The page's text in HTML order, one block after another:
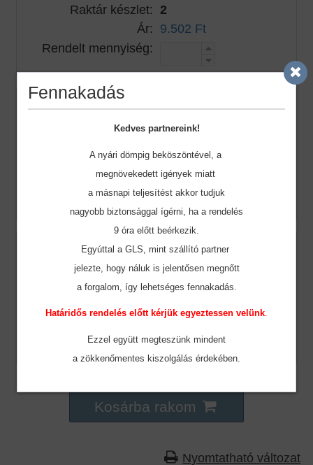
Raktár készlet: 2
Ár: 9.502 Ft
Rendelt mennyiség:
Szín:
Méret: XL
Raktár készlet: 25
Ár: 9.502 Ft
Rendelt mennyiség:
Szín:
Chambray Blue
Méret:
2XL
Raktár készlet:
10
Ár: 9.502 Ft
Rendelt mennyiség:
Kosárba rakom
Nyomtatható változat
Fennakadás
Kedves partnereink!
A nyári dömpig beköszöntével, a
megnövekedett igények miatt
a másnapi teljesítést akkor tudjuk
nagyobb biztonsággal ígérni, ha a rendelés
9 óra előtt beérkezik.
Egyúttal a GLS, mint szállító partner
jelezte, hogy náluk is jelentősen megnőtt
a forgalom, így lehetséges fennakadás.
Határidős rendelés előtt kérjük egyeztessen velünk.
Ezzel együtt megteszünk mindent
a zökkenőmentes kiszolgálás érdekében.